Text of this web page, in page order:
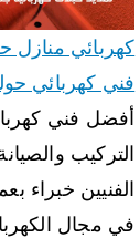
فني كهربائي
أفضل فني
التركيب
الفنيين خبراء
في مجال